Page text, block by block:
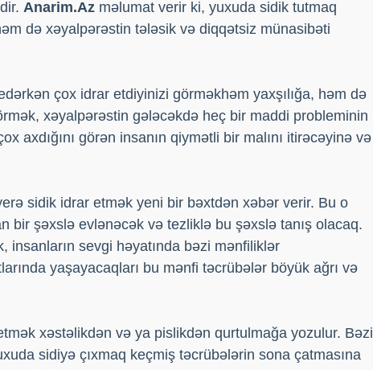
Anarim.Az məlumat verir ki, yuxuda sidik tutmaq
də xəyalpərəstin tələsik və diqqətsiz münasibəti
çox idrar etdiyinizi görməkhəm yaxşılığa, həm də
xəyalpərəstin gələcəkdə heç bir maddi probleminin
axdığını görən insanın qiymətli bir malını itirəcəyinə və
sidik idrar etmək yeni bir bəxtdən xəbər verir. Bu o
bir şəxslə evlənəcək və tezliklə bu şəxslə tanış olacaq.
insanların sevgi həyatında bəzi mənfiliklər
yaşayacaqları bu mənfi təcrübələr böyük ağrı və
xəstəlikdən və ya pislikdən qurtulmağa yozulur. Bəzi
sidiyə çıxmaq keçmiş təcrübələrin sona çatmasına